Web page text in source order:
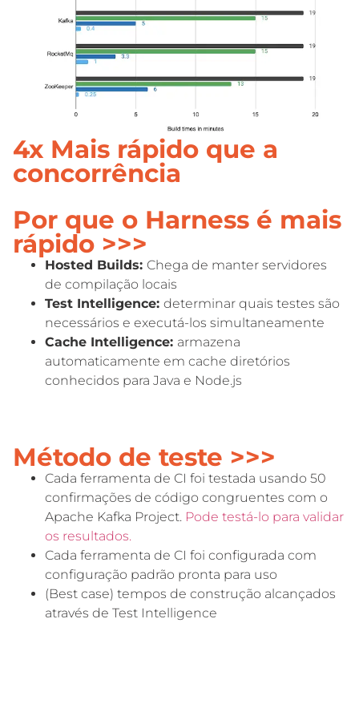
4x Mais rápido que a
concorrência
Por que o Harness é mais
rápido >>>
Hosted Builds: Chega de manter servidores
de compilação locais
Test Intelligence: determinar quais testes são
necessários e executá-los simultaneamente
Cache Intelligence: armazena
automaticamente em cache diretórios
conhecidos para Java e Node.js
Método de teste >>>
Cada ferramenta de CI foi testada usando 50
confirmações de código congruentes com o
Apache Kafka Project. Pode testá-lo para validar
os resultados.
Cada ferramenta de CI foi configurada com
configuração padrão pronta para uso
(Best case) tempos de construção alcançados
através de Test Intelligence